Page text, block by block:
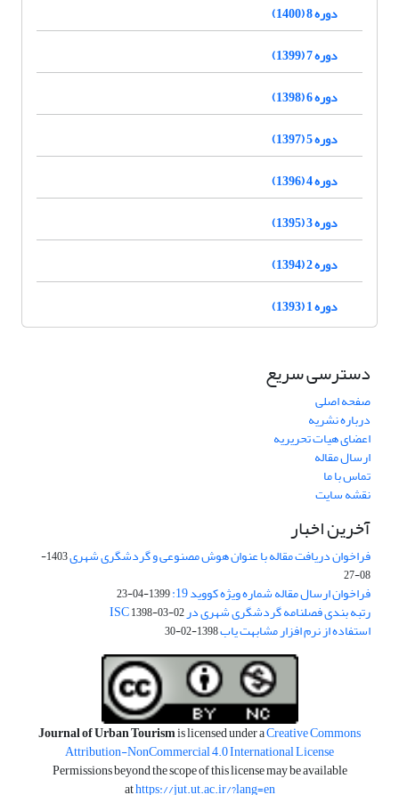
دوره 8 (1400)
دوره 7 (1399)
دوره 6 (1398)
دوره 5 (1397)
دوره 4 (1396)
دوره 3 (1395)
دوره 2 (1394)
دوره 1 (1393)
دسترسی سریع
صفحه اصلی
درباره نشریه
اعضای هیات تحریریه
ارسال مقاله
تماس با ما
نقشه سایت
آخرین اخبار
فراخوان دریافت مقاله با عنوان هوش مصنوعی و گردشگری شهری
1403-
08-27
فراخوان ارسال مقاله شماره ویژه کووید 19: 1399-04-23
رتبه بندی فصلنامه گردشگری شهری در ISC1398-03-02
استفاده از نرم افزار مشابهت یاب1398-02-30
Journal of Urban Tourismis licensed under aCreative Commons
Attribution-NonCommercial 4.0 International License
Permissions beyond the scope of this license may be available
athttps://jut.ut.ac.ir/?lang=en